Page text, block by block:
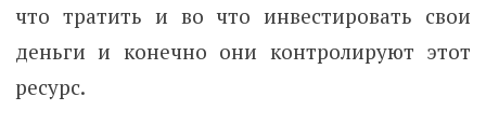
что тратить и во что инвестировать свои
деньги и конечно они контролируют этот
ресурс.